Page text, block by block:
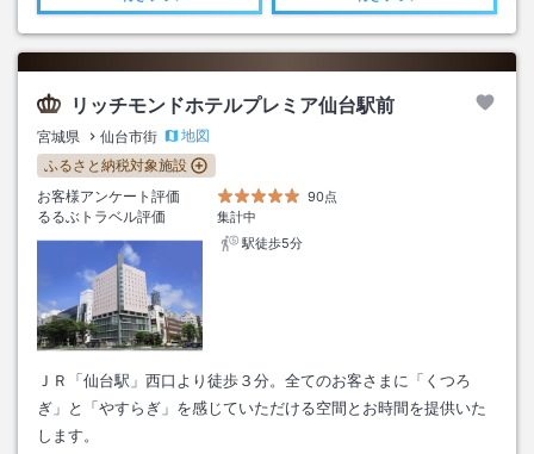
リッチモンドホテルプレミア仙台駅前
宮城県 仙台市街
地図
ふるさと納税対象施設
お客様アンケート評価
90点
るるぶトラベル評価
集計中
駅徒歩5分
ＪＲ「仙台駅」西口より徒歩３分。全てのお客さまに「くつろ
ぎ」と「やすらぎ」を感じていただける空間とお時間を提供いた
します。